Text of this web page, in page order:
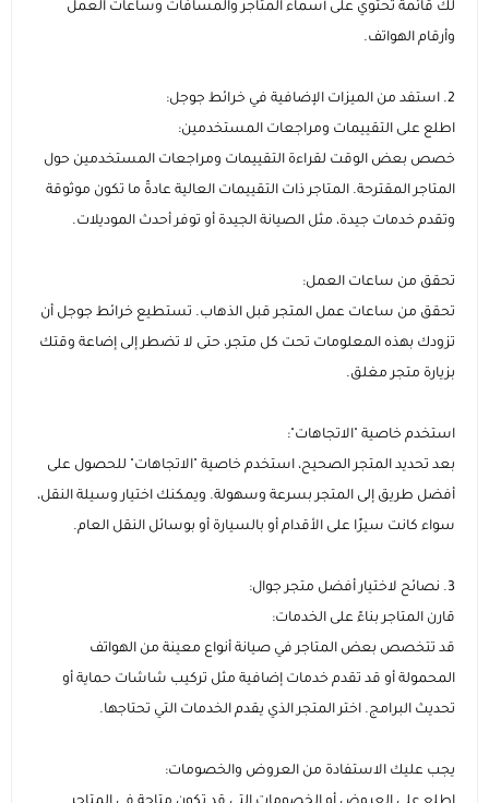
لك قائمة تحتوي على أسماء المتاجر والمسافات وساعات العمل
وأرقام الهواتف.
2. استفد من الميزات الإضافية في خرائط جوجل:
اطلع على التقييمات ومراجعات المستخدمين:
خصص بعض الوقت لقراءة التقييمات ومراجعات المستخدمين حول
المتاجر المقترحة. المتاجر ذات التقييمات العالية عادةً ما تكون موثوقة
وتقدم خدمات جيدة، مثل الصيانة الجيدة أو توفر أحدث الموديلات.
تحقق من ساعات العمل:
تحقق من ساعات عمل المتجر قبل الذهاب. تستطيع خرائط جوجل أن
تزودك بهذه المعلومات تحت كل متجر، حتى لا تضطر إلى إضاعة وقتك
بزيارة متجر مغلق.
استخدم خاصية "الاتجاهات":
بعد تحديد المتجر الصحيح، استخدم خاصية "الاتجاهات" للحصول على
أفضل طريق إلى المتجر بسرعة وسهولة. ويمكنك اختيار وسيلة النقل،
سواء كانت سيرًا على الأقدام أو بالسيارة أو بوسائل النقل العام.
3. نصائح لاختيار أفضل متجر جوال:
قارن المتاجر بناءً على الخدمات:
قد تتخصص بعض المتاجر في صيانة أنواع معينة من الهواتف
المحمولة أو قد تقدم خدمات إضافية مثل تركيب شاشات حماية أو
تحديث البرامج. اختر المتجر الذي يقدم الخدمات التي تحتاجها.
يجب عليك الاستفادة من العروض والخصومات: